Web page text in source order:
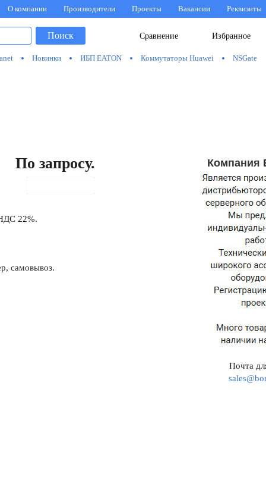
О компании Производители Проекты Вакансии Реквизиты
Избранное
Сравнение
Поиск
Новинки ИБП EATON Коммутаторы Huawei NSGate
По запросу.
22%.
самовывоз.
Компания
Почта